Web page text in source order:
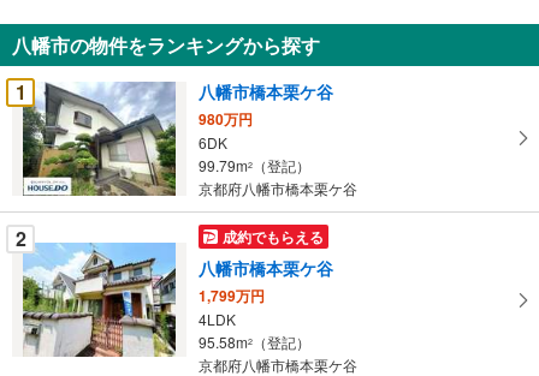
知
を
受
け
取
る
・
条
件
を
マ
イ
ペ
八幡市の物件をランキングから探す
1
八幡市橋本栗ケ谷
980万円
6DK
99.79m2
（登記）
京都府八幡市橋本栗ケ谷
2 成約でもらえる
八幡市橋本栗ケ谷
1,799万円
4LDK
95.58m2
（登記）
京都府八幡市橋本栗ケ谷